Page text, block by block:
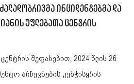
ინციდენტებმა და
უფლებათა ცენტრის
შეფასებით, 2024 წლის 26
არჩევნების კენჭისყრის